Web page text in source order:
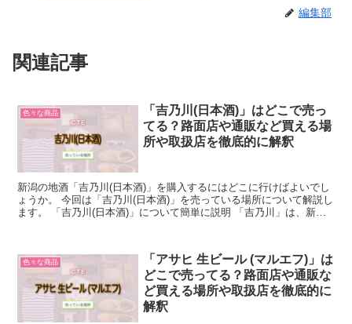
編集部
関連記事
色々な商品
「吉乃川(日本酒)」はどこで売っ
てる？路面店や通販など買える場
所や取扱店を徹底的に解釈
新潟の地酒「吉乃川(日本酒)」を購入するにはどこに行けばよいでし
ょうか。 今回は「吉乃川(日本酒)」を売っている場所について解説し
ます。 「吉乃川(日本酒)」について簡単に説明 「吉乃川」は、新潟
色々な商品
「アサヒ 生ビール (マルエフ)」は
どこで売ってる？路面店や通販な
ど買える場所や取扱店を徹底的に
解釈